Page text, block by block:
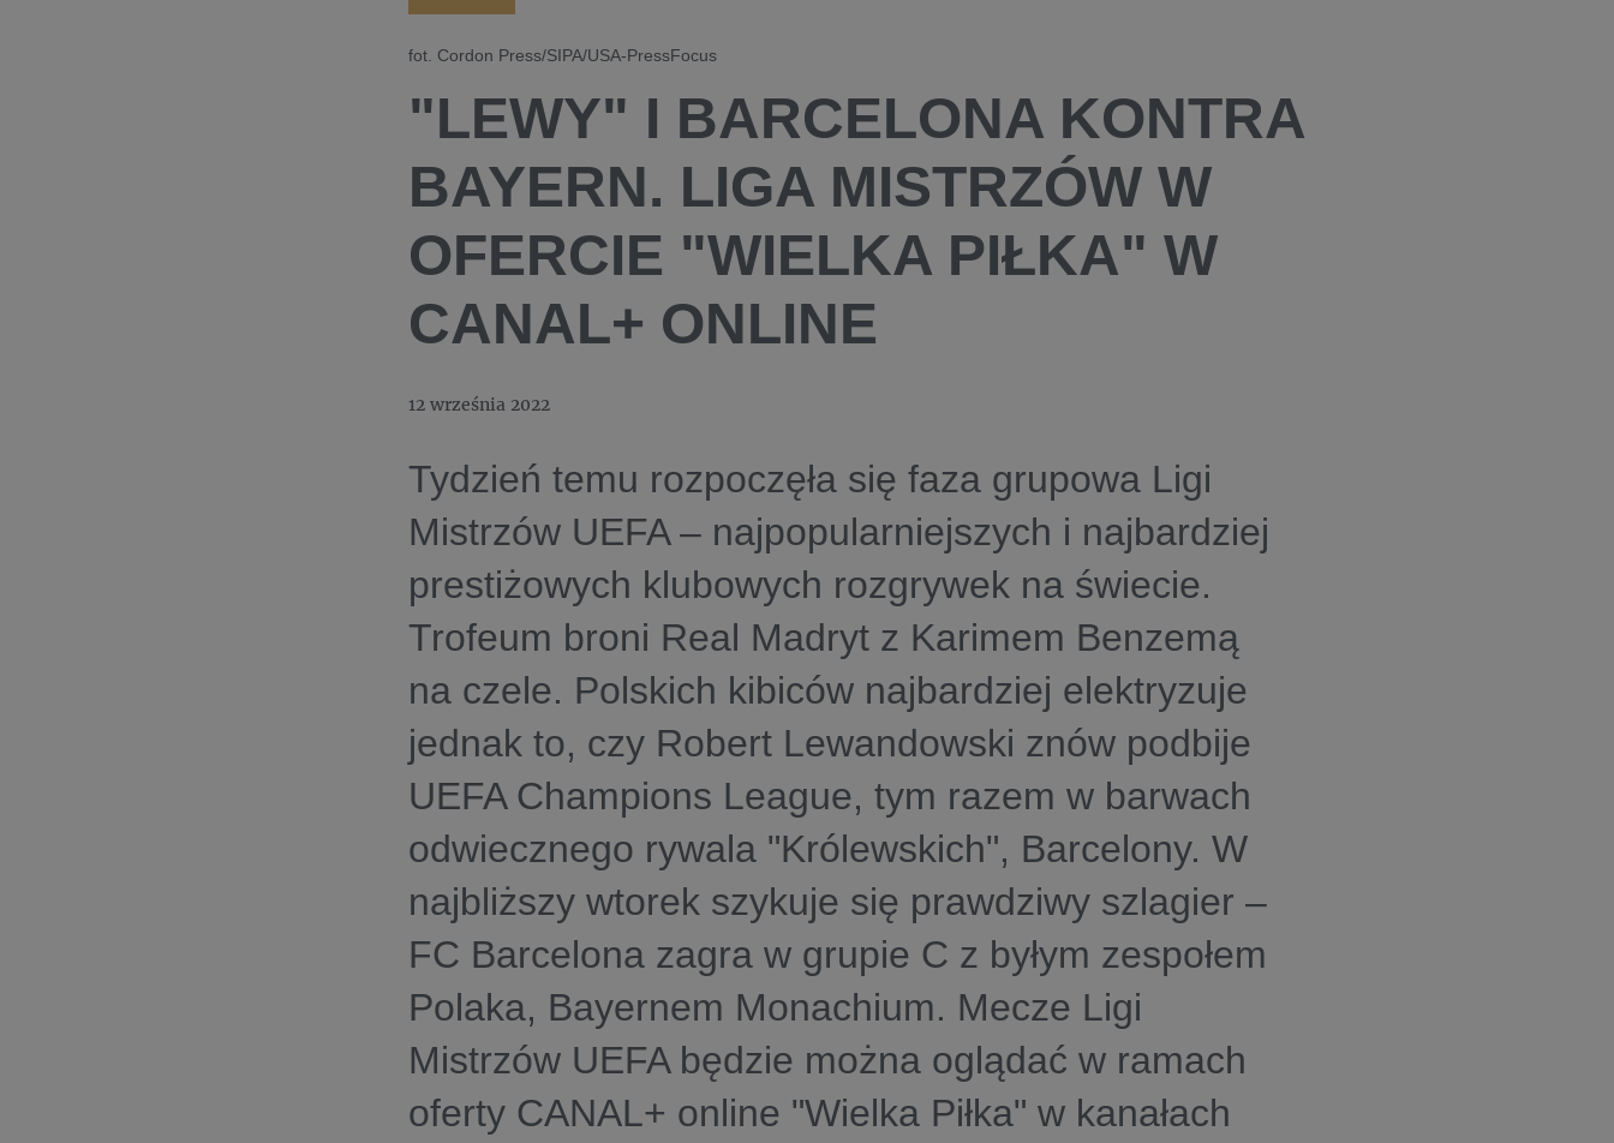
fot. Cordon Press/SIPA/USA-PressFocus
"LEWY" I BARCELONA KONTRA
BAYERN. LIGA MISTRZÓW W
OFERCIE "WIELKA PIŁKA" W
CANAL+ ONLINE
12 września 2022
Tydzień temu rozpoczęła się faza grupowa Ligi
Mistrzów UEFA – najpopularniejszych i najbardziej
prestiżowych klubowych rozgrywek na świecie.
Trofeum broni Real Madryt z Karimem Benzemą
na czele. Polskich kibiców najbardziej elektryzuje
jednak to, czy Robert Lewandowski znów podbije
UEFA Champions League, tym razem w barwach
odwiecznego rywala "Królewskich", Barcelony. W
najbliższy wtorek szykuje się prawdziwy szlagier –
FC Barcelona zagra w grupie C z byłym zespołem
Polaka, Bayernem Monachium. Mecze Ligi
Mistrzów UEFA będzie można oglądać w ramach
oferty CANAL+ online "Wielka Piłka" w kanałach